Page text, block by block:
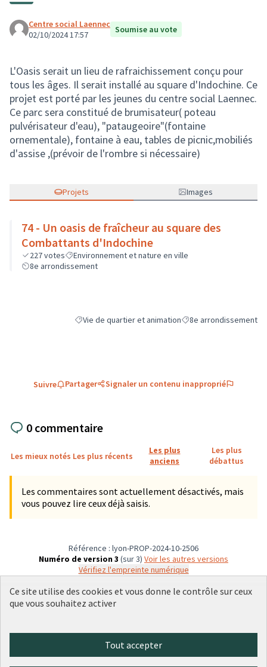
Centre social Laennec
02/10/2024 17:57
Soumise au vote
L'Oasis serait un lieu de rafraichissement conçu pour
tous les âges. Il serait installé au square d'Indochine. Ce
projet est porté par les jeunes du centre social Laennec.
Ce parc sera constitué de brumisateur( poteau
pulvérisateur d'eau), "pataugeoire"(fontaine
ornementale), fontaine à eau, tables de picnic,mobiliés
d'assise ,(prévoir de l'rombre si nécessaire)
Projets Images
74 - Un oasis de fraîcheur au square des
Combattants d'Indochine
227votes
Environnement et nature en ville
8e arrondissement
Filtrer les résultats de la catégorie : Vie de quartier et
Vie de quartier et animationFiltrer les résultats
8e arrondissement
Suivre Partager Signaler un contenu inapproprié
0 commentaire
Les mieux notés Les plus récents
Les plus
anciens
Les plus
débattus
Les commentaires sont actuellement désactivés, mais
vous pouvez lire ceux déjà saisis.
Référence : lyon-PROP-2024-10-2506
Numéro de version 3 (sur 3)
voir les autres versions
Vérifiez l'empreinte numérique
(Lien externe)
(Lien externe)
(Lien externe)
(Lien externe)
(Lien externe)
Ce site utilise des cookies et vous donne le contrôle sur ceux
que vous souhaitez activer
Tout accepter